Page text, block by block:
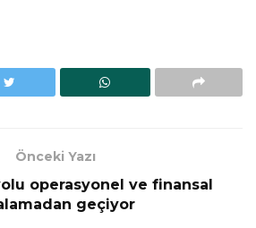
Önceki Yazı
operasyonel ve finansal
geçiyor